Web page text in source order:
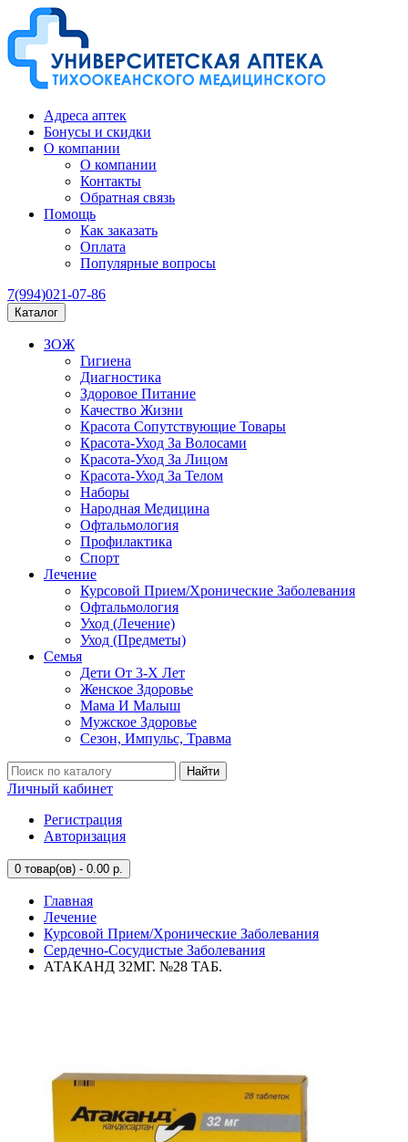
Адреса аптек
Бонусы и скидки
О компании
О компании
Контакты
Обратная связь
Помощь
Как заказать
Оплата
Популярные вопросы
7(994)021-07-86
Каталог
ЗОЖ
Гигиена
Диагностика
Здоровое Питание
Качество Жизни
Красота Сопутствующие Товары
Красота-Уход За Волосами
Красота-Уход За Лицом
Красота-Уход За Телом
Наборы
Народная Медицина
Офтальмология
Профилактика
Спорт
Лечение
Курсовой Прием/Хронические Заболевания
Офтальмология
Уход (Лечение)
Уход (Предметы)
Семья
Дети От 3-Х Лет
Женское Здоровье
Мама И Малыш
Мужское Здоровье
Сезон, Импульс, Травма
Найти
Личный кабинет
Регистрация
Авторизация
0 товар(ов) - 0.00 р.
Главная
Лечение
Курсовой Прием/Хронические Заболевания
Сердечно-Сосудистые Заболевания
АТАКАНД 32МГ. №28 ТАБ.